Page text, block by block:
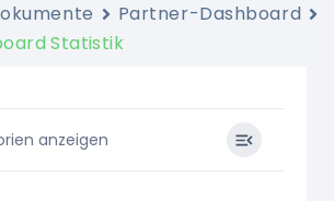
Partner-Dashboard
Statistik
anzeigen